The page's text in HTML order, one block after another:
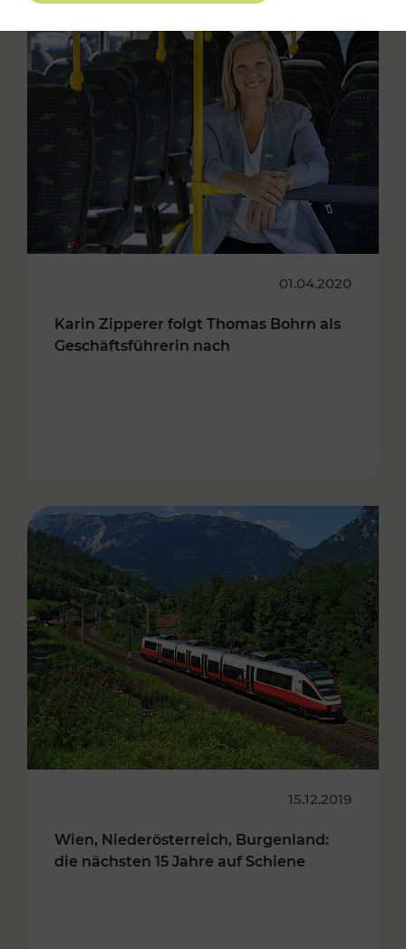
01.04.2020
Karin Zipperer folgt Thomas Bohrn als
Geschäftsführerin nach
15.12.2019
Wien, Niederösterreich, Burgenland:
die nächsten 15 Jahre auf Schiene